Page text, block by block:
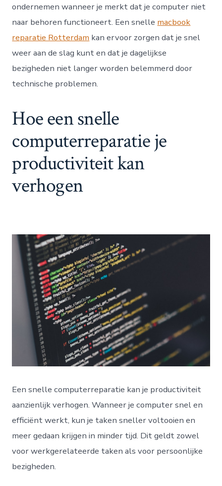
ondernemen wanneer je merkt dat je computer niet
naar behoren functioneert. Een snelle macbook
reparatie Rotterdam kan ervoor zorgen dat je snel
weer aan de slag kunt en dat je dagelijkse
bezigheden niet langer worden belemmerd door
technische problemen.
Hoe een snelle
computerreparatie je
productiviteit kan
verhogen
Een snelle computerreparatie kan je productiviteit
aanzienlijk verhogen. Wanneer je computer snel en
efficiënt werkt, kun je taken sneller voltooien en
meer gedaan krijgen in minder tijd. Dit geldt zowel
voor werkgerelateerde taken als voor persoonlijke
bezigheden.